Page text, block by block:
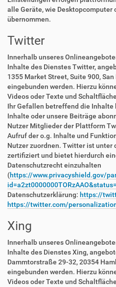
alle Geräte, wie Desktopcomputer
übernommen.
Twitter
Innerhalb unseres
Inhalte des Dienstes Twitter,
1355 Market Street, Suite 900, San
eingebunden werden. Hierzu
Videos oder Texte und
Ihr Gefallen betreffend die Inhalte
Inhalte oder unsere Beiträge
Nutzer Mitglieder der Plattform
Aufruf der o.g. Inhalte und
Nutzer zuordnen. Twitter ist unter
zertifiziert und bietet hierdurch
Datenschutzrecht einzuhalten
(https://www.privacyshield.gov/
Datenschutzerklärung: https://
https://twitter.com/
Xing
Innerhalb unseres
Inhalte des Dienstes Xing,
Dammtorstraße 29-32, 20354
eingebunden werden. Hierzu
Videos oder Texte und